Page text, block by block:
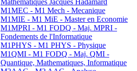
Mathematiques Jacques Hadamard
M1MEC - M1 Mech - Mecanique
M1MIE - M1 MiE - Master en Economie
M1MPRI - M1 FODQ - Maj. MPRI -
Fondements de l'Informatique
M1PHYS - M1 PHYS - Physique
M1QMI - M1 FODQ - Maj. QMI -
Quantique, Mathematiques, Informatique